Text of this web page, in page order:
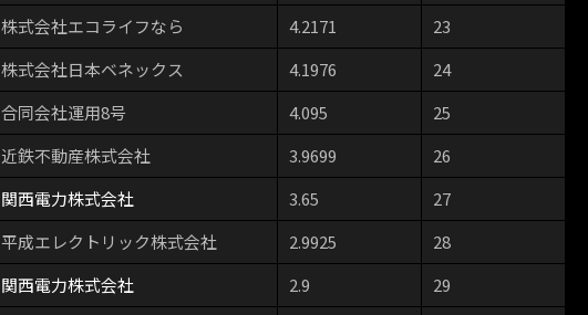
株式会社エコライフなら 4.2171
23
株式会社日本ベネックス 4.1976
24
合同会社運用8号 4.095
25
近鉄不動産株式会社 3.9699
26
関西電力株式会社 3.65
27
平成エレクトリック株式会社 2.9925
28
関西電力株式会社 2.9 29